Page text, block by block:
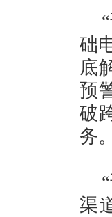
础
底
预
破
务。
渠